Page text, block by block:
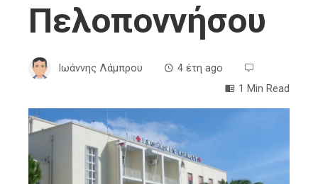
Πελοποννήσου
Ιωάννης Λάμπρου
4 έτη ago
1 Min Read